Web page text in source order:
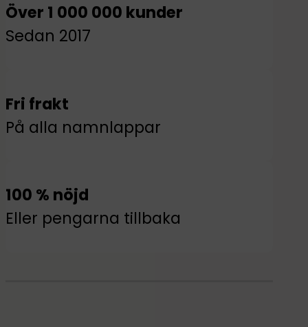
Över 1 000 000 kunder
Sedan 2017
Fri frakt
På alla namnlappar
100 % nöjd
Eller pengarna tillbaka